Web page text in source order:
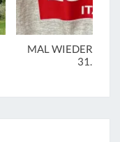
MAL WIEDER IN